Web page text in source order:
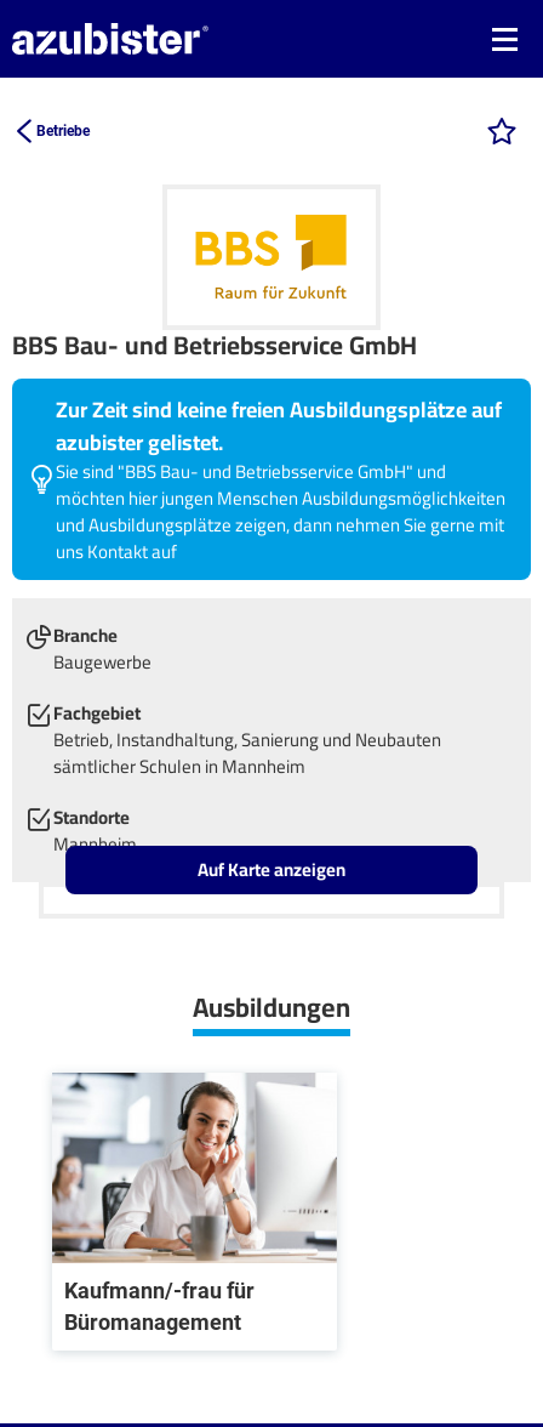
Betriebe
BBS Bau- und Betriebsservice GmbH
Zur Zeit sind keine freien Ausbildungsplätze auf
azubister gelistet.
Sie sind "BBS Bau- und Betriebsservice GmbH" und
möchten hier jungen Menschen Ausbildungsmöglichkeiten
und Ausbildungsplätze zeigen, dann nehmen Sie gerne mit
uns Kontakt auf
Branche
Baugewerbe
Fachgebiet
Betrieb, Instandhaltung, Sanierung und Neubauten
sämtlicher Schulen in Mannheim
Standorte
Mannheim
Leaflet OpenStreetMap2
Auf Karte anzeigen
Ausbildungen
Kaufmann/-frau für
Büromanagement